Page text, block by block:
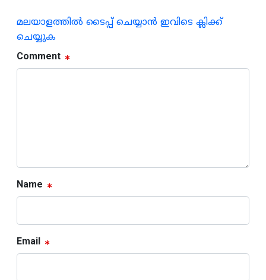
മലയാളത്തില്‍ ടൈപ്പ് ചെയ്യാന്‍ ഇവിടെ ക്ലിക്ക്
ചെയ്യുക
Comment
Name
Email